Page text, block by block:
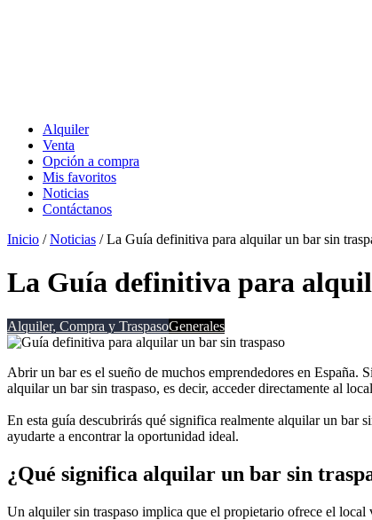
Alquiler
Venta
Opción a compra
Mis favoritos
Noticias
Contáctanos
Inicio /Noticias /La Guía definitiva para alquilar un bar sin
La Guía definitiva para
Alquiler, Compra y TraspasoGenerales
Abrir un bar es el sueño de muchos emprendedores en España.
alquilar un bar sin traspaso, es decir, acceder directamente al
En esta guía descubrirás qué significa realmente alquilar un bar
ayudarte a encontrar la oportunidad ideal.
¿Qué significa alquilar un bar sin
Un alquiler sin traspaso implica que el propietario ofrece el